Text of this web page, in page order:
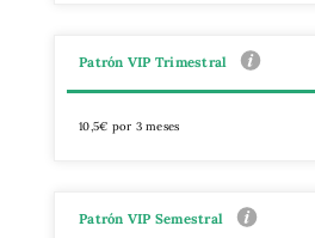
Patrón VIP Trimestral
10,5€ por 3 meses
Patrón VIP Semestral